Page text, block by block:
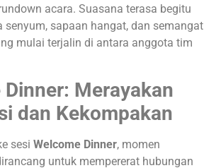
acara. Suasana terasa begitu
sapaan hangat, dan semangat
mulai terjalin di antara anggota tim
Merayakan
dan Kekompakan
sesi Welcome Dinner, momen
untuk mempererat hubungan